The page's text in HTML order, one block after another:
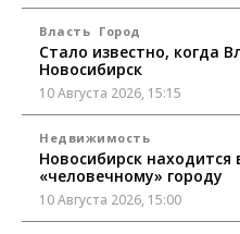
Власть Город
Стало известно, когда
Новосибирск
10 Августа 2026, 15:15
Недвижимость
Новосибирск
«человечному» городу
10 Августа 2026, 15:00